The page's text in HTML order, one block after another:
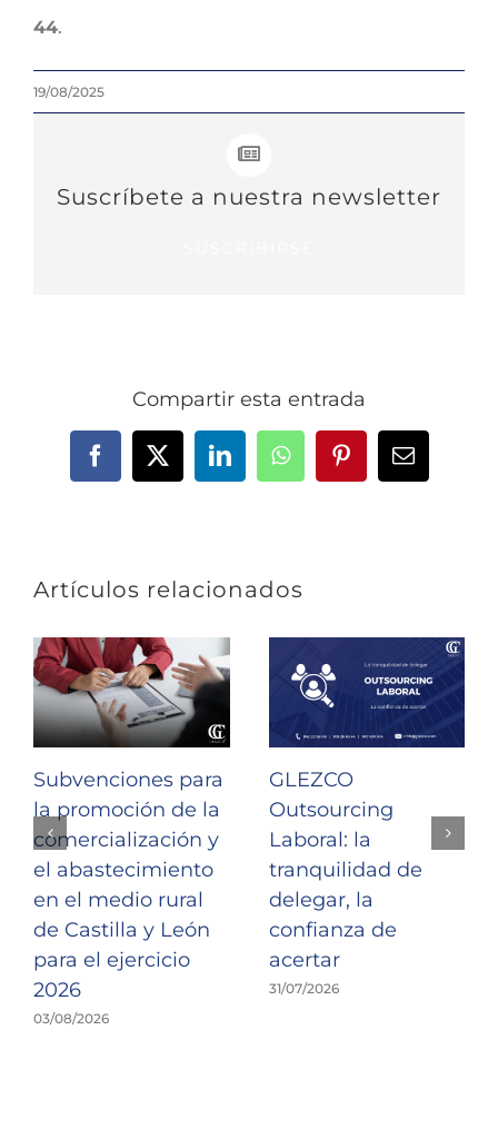
44.
19/08/2025
Suscríbete a nuestra newsletter
Compartir esta entrada
Facebook
X LinkedInWhatsAppPinterestCorreo
Artículos relacionados
Subvenciones para
la promoción de la
comercialización y
el abastecimiento
en el medio rural
de Castilla y León
para el ejercicio
2026
03/08/2026
GLEZCO
Outsourcing
Laboral: la
tranquilidad de
delegar, la
confianza de
acertar
31/07/2026